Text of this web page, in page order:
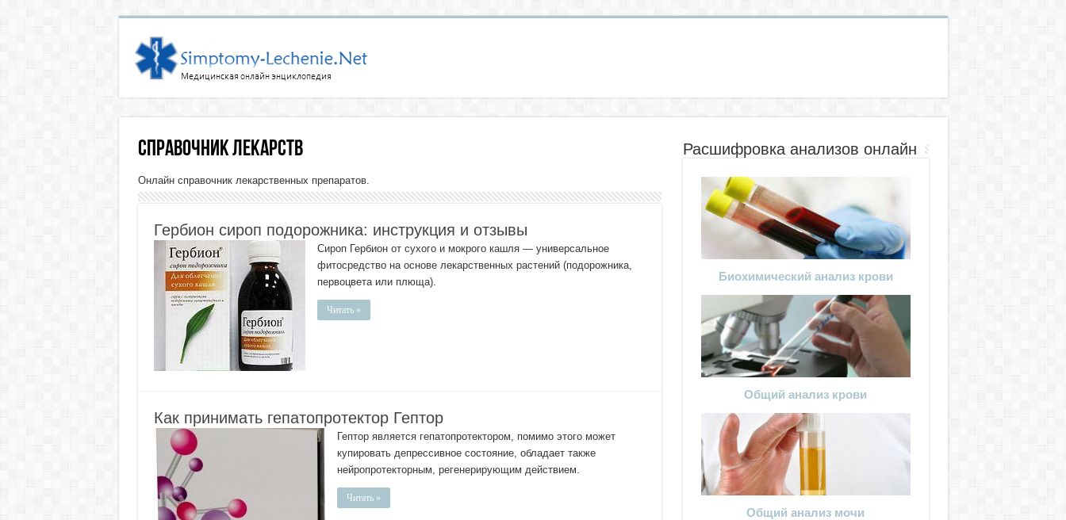
Справочник лекарств
Онлайн справочник лекарственных препаратов.
Гербион сироп подорожника: инструкция и отзывы
Сироп Гербион от сухого и мокрого кашля — универсальное
фитосредство на основе лекарственных растений (подорожника,
первоцвета или плюща).
Читать »
Как принимать гепатопротектор Гептор
Гептор является гепатопротектором, помимо этого может
купировать депрессивное состояние, обладает также
нейропротекторным, регенерирующим действием.
Читать »
Расшифровка анализов онлайн
Биохимический анализ крови
Общий анализ крови
Общий анализ мочи